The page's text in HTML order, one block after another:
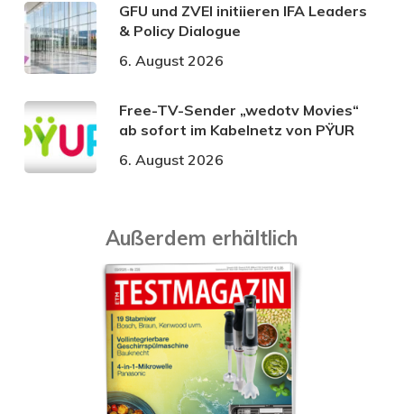
GFU und ZVEI initiieren IFA Leaders
& Policy Dialogue
6. August 2026
Free-TV-Sender „wedotv Movies“
ab sofort im Kabelnetz von PŸUR
6. August 2026
Außerdem erhältlich